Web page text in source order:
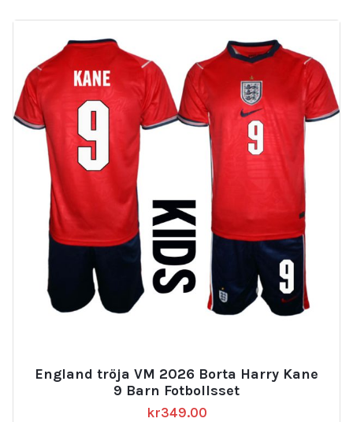
England tröja VM 2026 Borta Harry Kane
9 Barn Fotbollsset
kr349.00